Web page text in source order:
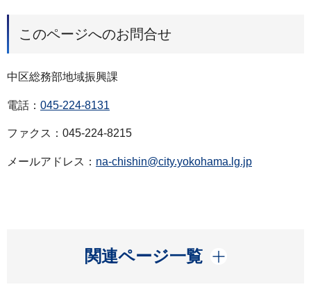
このページへのお問合せ
中区総務部地域振興課
電話： 045-224-8131
ファクス：045-224-8215
メールアドレス： na-chishin@city.yokohama.lg.jp
関連ページ一覧
開く